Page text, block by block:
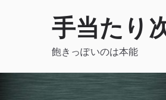
手当たり
飽きっぽいのは本能